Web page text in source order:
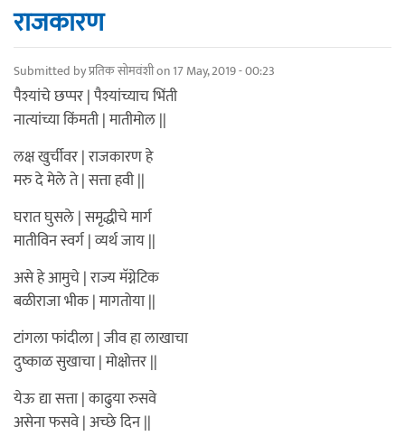
राजकारण
Submitted byप्रतिक सोमवंशीon 17 May, 2019 - 00:23
पैश्यांचे छप्पर | पैश्यांच्याच भिंती
नात्यांच्या किंमती | मातीमोल ||
लक्ष खुर्चीवर | राजकारण हे
मरु दे मेले ते | सत्ता हवी ||
घरात घुसले | समृद्धीचे मार्ग
मातीविन स्वर्ग | व्यर्थ जाय ||
असे हे आमुचे | राज्य मॅग्नेटिक
बळीराजा भीक | मागतोया ||
टांगला फांदीला | जीव हा लाखाचा
दुष्काळ सुखाचा | मोक्षोत्तर ||
येऊ द्या सत्ता | काढुया रुसवे
असेना फसवे | अच्छे दिन ||